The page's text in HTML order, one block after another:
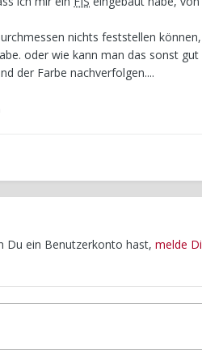
nichts feststellen
oder wie kann man das sonst gut
der Farbe nachverfolgen....
Du ein Benutzerkonto hast, melde